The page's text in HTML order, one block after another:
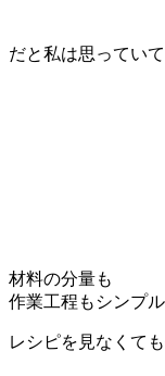
だと私は思っていて
材料の分量も
作業工程もシンプ
レシピを見なくても